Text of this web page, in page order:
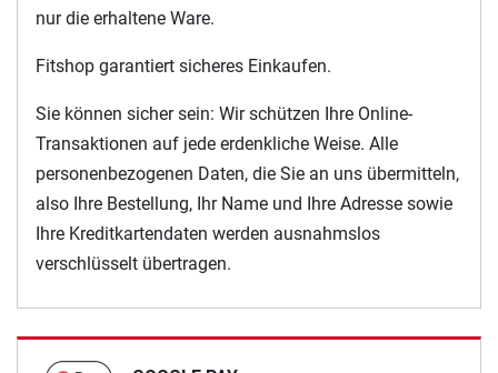
nur die erhaltene Ware.
Fitshop garantiert sicheres Einkaufen.
Sie können sicher sein: Wir schützen Ihre Online-
Transaktionen auf jede erdenkliche Weise. Alle
personenbezogenen Daten, die Sie an uns übermitteln,
also Ihre Bestellung, Ihr Name und Ihre Adresse sowie
Ihre Kreditkartendaten werden ausnahmslos
verschlüsselt übertragen.